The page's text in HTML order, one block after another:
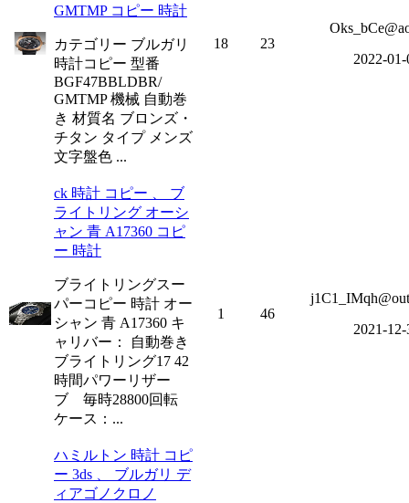
GMTMP コピー 時計
カテゴリー ブルガリ
時計コピー 型番
BGF47BBLDBR/
GMTMP 機械 自動巻
き 材質名 ブロンズ・
チタン タイプ メンズ
文字盤色 ...
18 23
2022-01-
ck 時計 コピー 、 ブ
ライトリング オーシ
ャン 青 A17360 コピ
ー 時計
ブライトリングスー
パーコピー 時計 オー
シャン 青 A17360 キ
ャリバー： 自動巻き
ブライトリング17 42
時間パワーリザー
ブ 毎時28800回転
ケース：...
1 46
2021-12-
ハミルトン 時計 コピ
ー 3ds 、 ブルガリ デ
ィアゴノクロノ